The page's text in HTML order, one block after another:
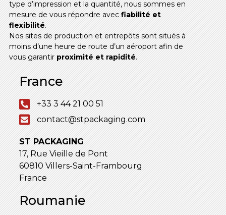
type d’impression et la quantité, nous sommes en
mesure de vous répondre avecfiabilité et
flexibilité.
Nos sites de production et entrepôts sont situés à
moins d’une heure de route d’un aéroport afin de
vous garantirproximité et rapidité.
France
+33 3 44 21 00 51
contact@stpackaging.com
ST PACKAGING
17, Rue Vieille de Pont
60810 Villers-Saint-Frambourg
France
Roumanie